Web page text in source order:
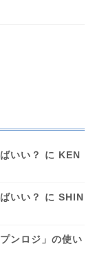
いい？ に KEN
いい？ に SHIN
ンロジ」の使い